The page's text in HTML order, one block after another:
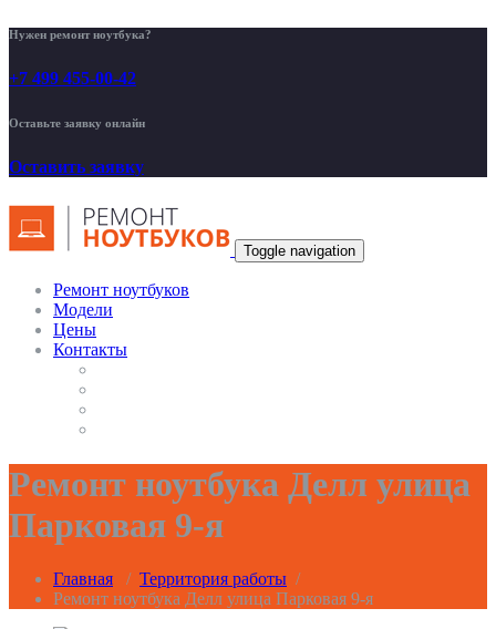
Нужен ремонт ноутбука?
+7 499 455-00-42
Оставьте заявку онлайн
Оставить заявку
Toggle navigation
Ремонт ноутбуков
Модели
Цены
Контакты
Ремонт ноутбука Делл улица
Парковая 9-я
Главная / Территория работы /
Ремонт ноутбука Делл улица Парковая 9-я